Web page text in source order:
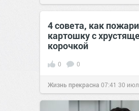
4 совета, как
картошку с
корочкой
0 0
Жизнь прекрасна 07:41 30